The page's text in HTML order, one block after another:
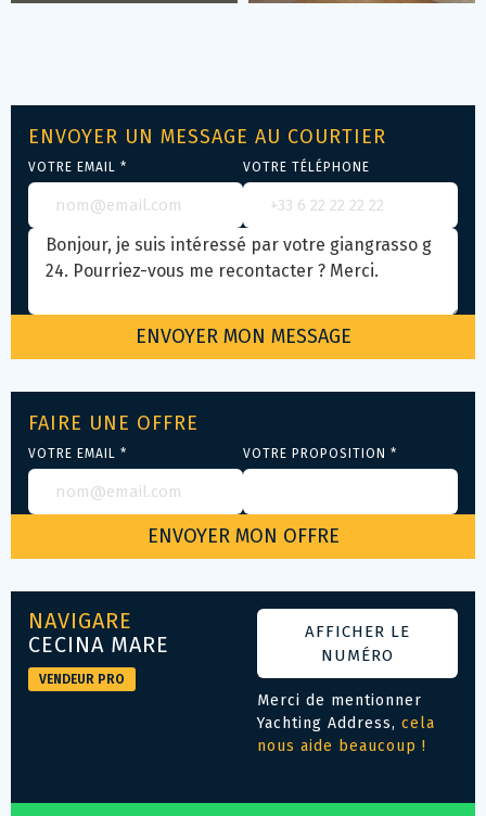
ENVOYER UN MESSAGE AU COURTIER
VOTRE EMAIL * VOTRE TÉLÉPHONE
FAIRE UNE OFFRE
VOTRE EMAIL * VOTRE PROPOSITION *
NAVIGARE
CECINA MARE
VENDEUR PRO
AFFICHER LE
NUMÉRO
Merci de mentionner
Yachting Address, cela
nous aide beaucoup !